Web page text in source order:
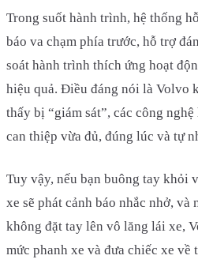
Trong suốt hành trình, hệ thống
báo va chạm phía trước, hỗ trợ
soát hành trình thích ứng hoạt
hiệu quả. Điều đáng nói là Volvo
thấy bị “giám sát”, các công
can thiệp vừa đủ, đúng lúc và tự
Tuy vậy, nếu bạn buông tay khỏi
xe sẽ phát cảnh báo nhắc nhở, và
không đặt tay lên vô lăng lái xe,
mức phanh xe và đưa chiếc xe về